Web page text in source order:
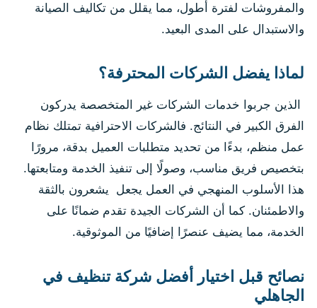
والمفروشات لفترة أطول، مما يقلل من تكاليف الصيانة
والاستبدال على المدى البعيد.
لماذا يفضل الشركات المحترفة؟
الذين جربوا خدمات الشركات غير المتخصصة يدركون
الفرق الكبير في النتائج. فالشركات الاحترافية تمتلك نظام
عمل منظم، بدءًا من تحديد متطلبات العميل بدقة، مرورًا
بتخصيص فريق مناسب، وصولًا إلى تنفيذ الخدمة ومتابعتها.
هذا الأسلوب المنهجي في العمل يجعل يشعرون بالثقة
والاطمئنان. كما أن الشركات الجيدة تقدم ضمانًا على
الخدمة، مما يضيف عنصرًا إضافيًا من الموثوقية.
نصائح قبل اختيار أفضل شركة تنظيف في
الجاهلي